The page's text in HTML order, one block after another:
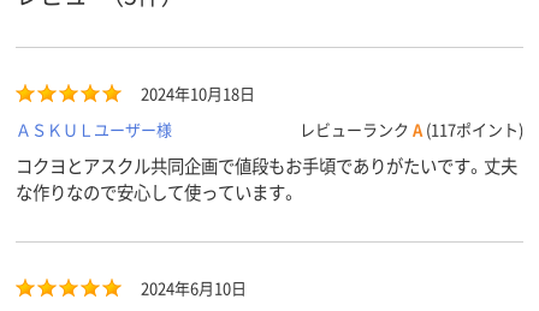
2024年10月18日
ＡＳＫＵＬユーザー様
レビューランク A (117ポイント)
コクヨとアスクル共同企画で値段もお手頃でありがたいです。丈夫
な作りなので安心して使っています。
2024年6月10日